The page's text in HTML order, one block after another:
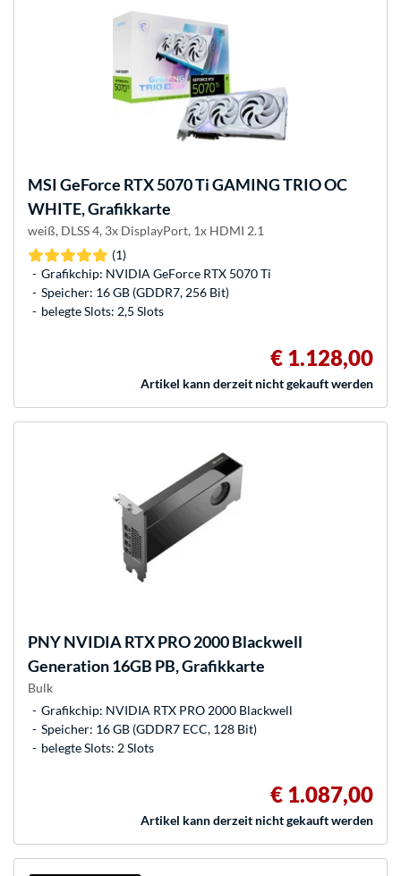
MSI GeForce RTX 5070 Ti GAMING TRIO OC
WHITE, Grafikkarte
weiß, DLSS 4, 3x DisplayPort, 1x HDMI 2.1
(1)
Grafikchip: NVIDIA GeForce RTX 5070 Ti
Speicher: 16 GB (GDDR7, 256 Bit)
belegte Slots: 2,5 Slots
€ 1.128,00
Artikel kann derzeit nicht gekauft werden
PNYNVIDIA RTX PRO 2000 Blackwell
Generation 16GB PB, Grafikkarte
Bulk
Grafikchip: NVIDIA RTX PRO 2000 Blackwell
Speicher: 16 GB (GDDR7 ECC, 128 Bit)
belegte Slots: 2 Slots
€ 1.087,00
Artikel kann derzeit nicht gekauft werden